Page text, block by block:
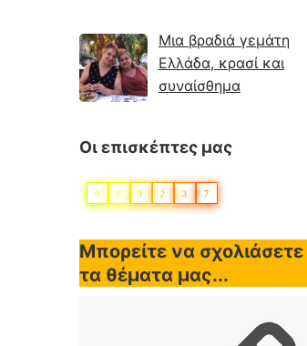
Μια βραδιά γεμάτη
Ελλάδα, κρασί και
συναίσθημα
Οι επισκέπτες μας
0 6 1 2 3 7
Μπορείτε να σχολιάσετε
τα θέματα μας...